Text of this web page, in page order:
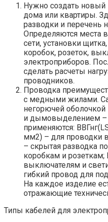
Нужно создать новый
дома или квартиры.
разводки и перечень
Определяются места
сети, установки
коробок, розеток,
электроприборов.
сделать расчеты
проводников.
Проводка
с медными жилами.
негорючей
и дымовыделением –
применяются:
мм2) – для проводки
– скрытая разводка
коробкам и розеткам;
выключателям и
гибкий провод для
На каждое изделие
отражающие
Типы кабелей для